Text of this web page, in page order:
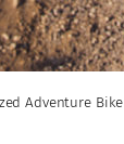
Adventure Bike